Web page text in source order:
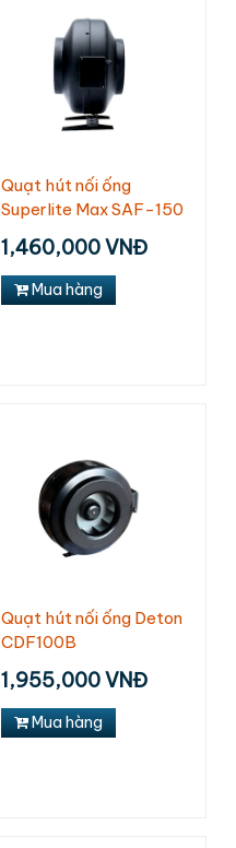
Quạt hút nối ống
Superlite Max SAF-150
1,460,000 VNĐ
Mua hàng
Quạt hút nối ống Deton
CDF100B
1,955,000 VNĐ
Mua hàng